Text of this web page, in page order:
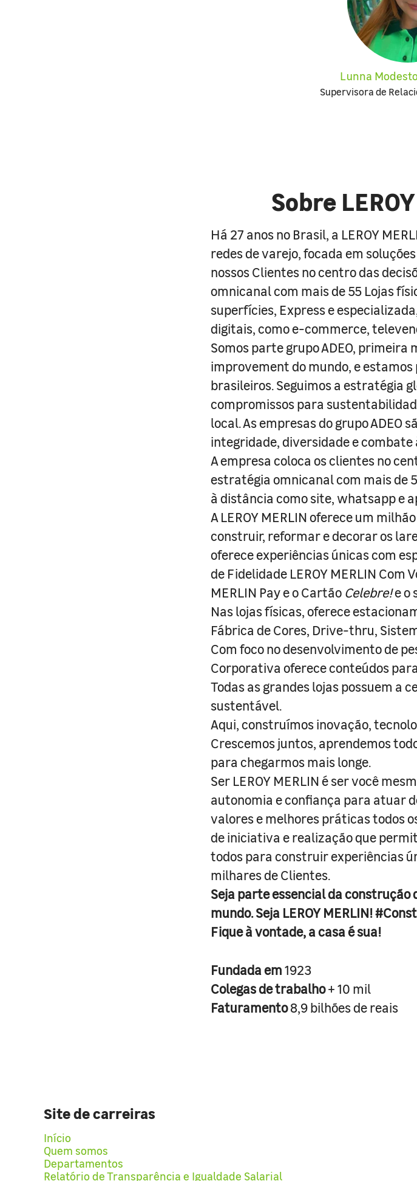
Lunna
Supervisora de
Sobre
Há 27 anos no Brasil, a LEROY
redes de varejo, focada em
nossos Clientes no centro das
omnicanal com mais de 55 Lojas
superfícies, Express e
digitais, como e-commerce,
Somos parte grupo ADEO,
improvement do mundo, e estamos
brasileiros. Seguimos a estratégia
compromissos para
local. As empresas do grupo ADEO
integridade, diversidade e combate
A empresa coloca os clientes no
estratégia omnicanal com mais de
à distância como site, whatsapp e
A LEROY MERLIN oferece um
construir, reformar e decorar os
oferece experiências únicas com
de Fidelidade LEROY MERLIN Com
MERLIN Pay e o Cartão Celebre!e o
Nas lojas físicas, oferece
Fábrica de Cores, Drive-thru,
Com foco no desenvolvimento de
Corporativa oferece conteúdos
Todas as grandes lojas possuem a
sustentável.
Aqui, construímos inovação,
Crescemos juntos, aprendemos
para chegarmos mais longe.
Ser LEROY MERLIN é ser você
autonomia e confiança para atuar
valores e melhores práticas todos
de iniciativa e realização que
todos para construir experiências
milhares de Clientes.
Seja parte essencial da
mundo. Seja LEROY MERLIN!
Fique à vontade, a casa é sua!
Fundada em1923
Colegas de trabalho+ 10 mil
Faturamento8,9 bilhões de reais
Site de carreiras
Início
Quem somos
Departamentos
Relatório de Transparência e Igualdade Salarial